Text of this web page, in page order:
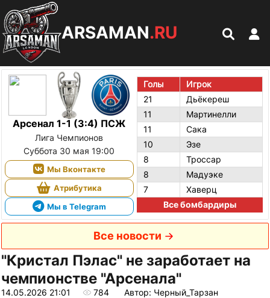
ARSAMAN.RU
Арсенал 1-1 (3:4) ПСЖ
Лига Чемпионов
Суббота 30 мая 19:00
Мы Вконтакте
Атрибутика
Мы в Telegram
Голы
Игрок
21
Дьёкереш
11
Мартинелли
11
Сака
10
Эзе
8
Троссар
8
Мадуэке
7
Хаверц
Все бомбардиры
Все новости
"Кристал Пэлас" не заработает на
чемпионстве "Арсенала"
14.05.2026 21:01 784 Автор: Черный_Тарзан